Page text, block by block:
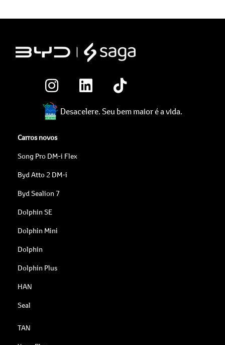
Desacelere. Seu bem maior é a vida.
Carros novos
Song Pro DM-i Flex
Byd Atto 2 DM-i
Byd Sealion 7
Dolphin SE
Dolphin Mini
Dolphin
Dolphin Plus
HAN
Seal
TAN